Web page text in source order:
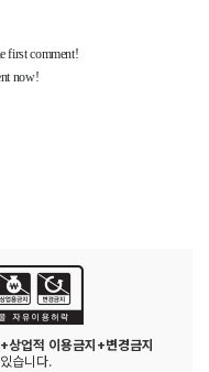
상업적 이용금지+변경금지
습니다.